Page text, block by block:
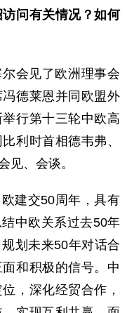
问有关情况？如何
会见了欧洲理事会
德莱恩并同欧盟外
行第十三轮中欧高
利时首相德韦弗、
见、会谈。
建交50周年，具有
中欧关系过去50年
划未来50年对话合
和积极的信号。中
，深化经贸合作，